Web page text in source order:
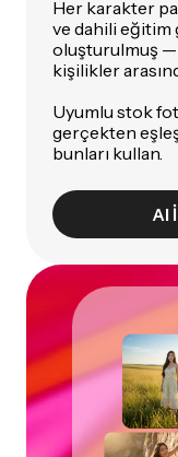
Her karakter
ve dahili eğitim
oluşturulmuş —
kişilikler
Uyumlu stok
gerçekten
bunları kullan.
AI